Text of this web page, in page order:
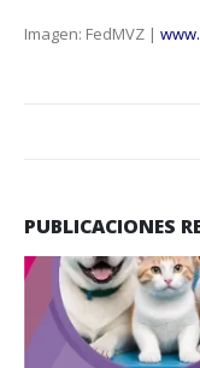
Imagen: FedMVZ |
PUBLICACIONES